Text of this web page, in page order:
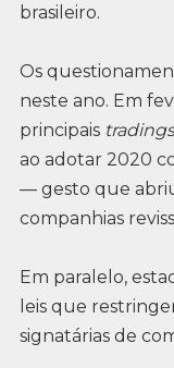
brasileiro.
Os
neste ano. Em
principais tradings
ao adotar 2020
— gesto que
companhias
Em paralelo,
leis que
signatárias de